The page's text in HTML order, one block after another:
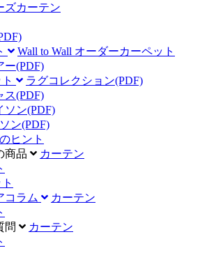
ズカーテン
Wall to Wall オーダーカーペット
ー(PDF)
ラグコレクション(PDF)
ス(PDF)
ソン(PDF)
ン(PDF)
ヒント
商品
カーテン
コラム
カーテン
問
カーテン